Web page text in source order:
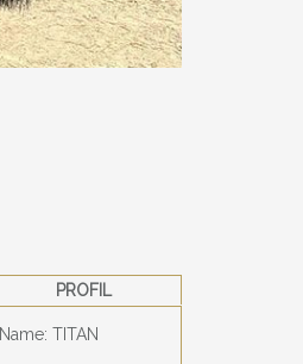
PROFIL
Name: TITAN